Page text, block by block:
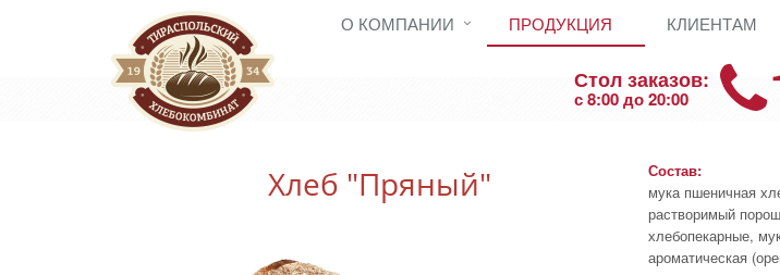
Стол заказов:
с 8:00 до 20:00
О КОМПАНИИ ПРОДУКЦИЯ КЛИЕНТАМ
Хлеб "Пряный"
Состав:
мука пшеничная
растворимый
хлебопекарные,
ароматическая